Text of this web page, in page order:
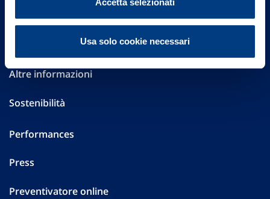
Usa solo cookie necessari
Governance
Investor Relations
Altre informazioni
Sostenibilità
Performances
Press
Preventivatore online